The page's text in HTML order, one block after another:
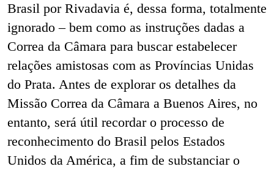
Brasil por Rivadavia é, dessa forma, totalmente
ignorado – bem como as instruções dadas a
Correa da Câmara para buscar estabelecer
relações amistosas com as Províncias Unidas
do Prata. Antes de explorar os detalhes da
Missão Correa da Câmara a Buenos Aires, no
entanto, será útil recordar o processo de
reconhecimento do Brasil pelos Estados
Unidos da América, a fim de substanciar o